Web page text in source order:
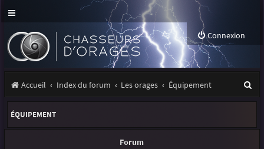
Connexion
Accueil Index du forum Les orages Équipement
e
ÉQUIPEMENT
Forum